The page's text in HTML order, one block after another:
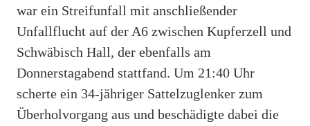
war ein Streifunfall mit anschließender
Unfallflucht auf der A6 zwischen Kupferzell und
Schwäbisch Hall, der ebenfalls am
Donnerstagabend stattfand. Um 21:40 Uhr
scherte ein 34-jähriger Sattelzuglenker zum
Überholvorgang aus und beschädigte dabei die